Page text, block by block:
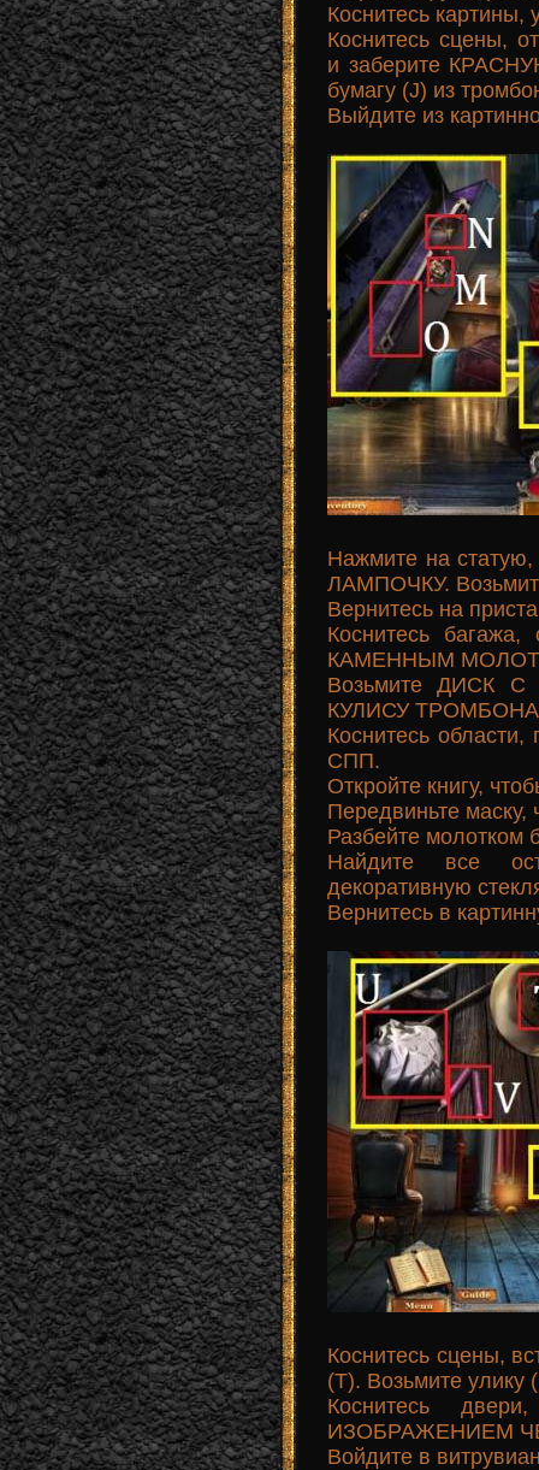
Коснитесь картины,
Коснитесь сцены,
и заберите
бумагу (J) из
Выйдите из
Нажмите на
ЛАМПОЧКУ.
Вернитесь на
Коснитесь
КАМЕННЫМ
Возьмите ДИСК
КУЛИСУ ТРОМБОНА
Коснитесь
СПП.
Откройте книгу,
Передвиньте маску,
Разбейте молотком
Найдите все
декоративную
Вернитесь в
Коснитесь сцены,
(T). Возьмите
Коснитесь
ИЗОБРАЖЕНИЕМ
Войдите в